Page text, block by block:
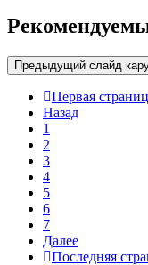
Предыдущий слайд
Первая
Назад
1
2
3
4
5
6
7
Далее
Последняя